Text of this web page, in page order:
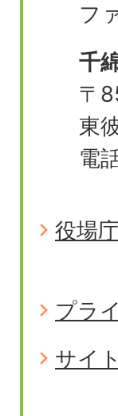
フ
千
〒
東
電
役場
プラ
サイ